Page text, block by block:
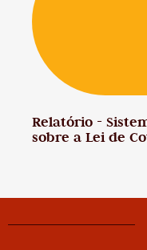
Relatório -
sobre a Lei de